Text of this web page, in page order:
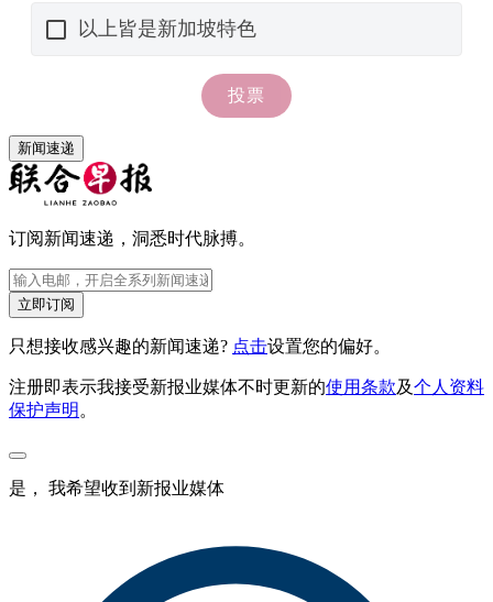
新闻速递
订阅新闻速递，洞悉时代脉搏。
立即订阅
只想接收感兴趣的新闻速递? 点击设置您的偏好。
注册即表示我接受新报业媒体不时更新的使用条款及个人资料
保护声明 。
是， 我希望收到新报业媒体